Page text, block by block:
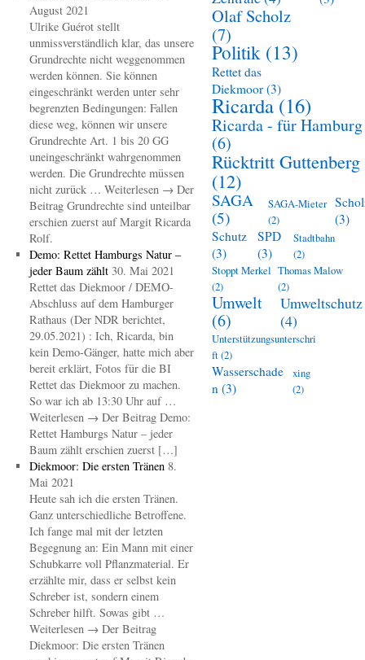
August 2021
Ulrike Guérot stellt
unmissverständlich klar, das unsere
Grundrechte nicht weggenommen
werden können. Sie können
eingeschränkt werden unter sehr
begrenzten Bedingungen: Fallen
diese weg, können wir unsere
Grundrechte Art. 1 bis 20 GG
uneingeschränkt wahrgenommen
werden. Die Grundrechte müssen
nicht zurück … Weiterlesen → Der
Beitrag Grundrechte sind unteilbar
erschien zuerst auf Margit Ricarda
Rolf.
Demo: Rettet Hamburgs Natur –
jeder Baum zählt 30. Mai 2021
Rettet das Diekmoor / DEMO-
Abschluss auf dem Hamburger
Rathaus (Der NDR berichtet,
29.05.2021) : Ich, Ricarda, bin
kein Demo-Gänger, hatte mich aber
bereit erklärt, Fotos für die BI
Rettet das Diekmoor zu machen.
So war ich ab 13:30 Uhr auf …
Weiterlesen → Der Beitrag Demo:
Rettet Hamburgs Natur – jeder
Baum zählt erschien zuerst […]
Diekmoor: Die ersten Tränen 8.
Mai 2021
Heute sah ich die ersten Tränen.
Ganz unterschiedliche Betroffene.
Ich fange mal mit der letzten
Begegnung an: Ein Mann mit einer
Schubkarre voll Pflanzmaterial. Er
erzählte mir, dass er selbst kein
Schreber ist, sondern einem
Schreber hilft. Sowas gibt …
Weiterlesen → Der Beitrag
Diekmoor: Die ersten Tränen
Olaf Scholz
(7)
Politik (13)
Rettet das
Diekmoor (3)
Ricarda (16)
Ricarda - für Hamburg
(6)
Rücktritt Guttenberg
(12)
SAGA
(5)
SAGA-Mieter
(2)
(3)
Schutz
(3)
SPD
(3)
Stadtbahn
(2)
Stoppt Merkel
(2)
Thomas Malow
(2)
Umwelt
(6)
Umweltschutz
(4)
Unterstützungsunterschri
ft(2)
Wasserschade
n (3)
xing
(2)